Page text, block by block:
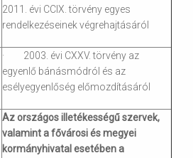
2011. évi CCIX. törvény egyes
rendelkezéseinek végrehajtásáról
· 2003. évi CXXV. törvény az
egyenlő bánásmódról és az
esélyegyenlőség előmozdításáról
Az országos illetékességű szervek,
valamint a fővárosi és megyei
kormányhivatal esetében a